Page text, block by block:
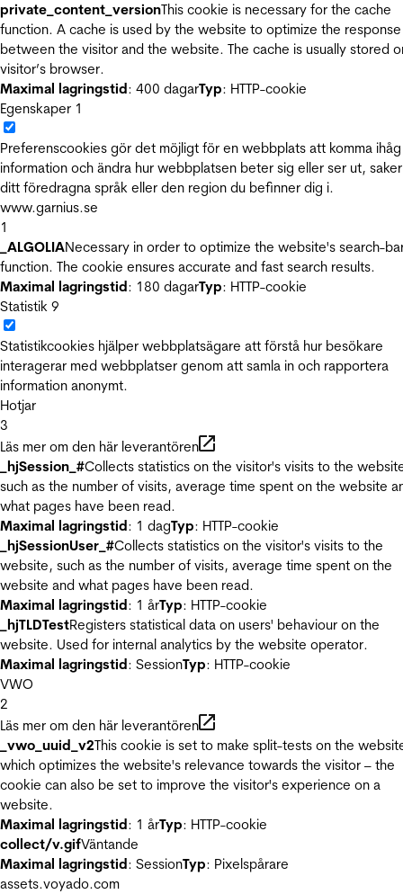
private_content_versionThis cookie is necessary for the cache
function. A cache is used by the website to optimize the
between the visitor and the website. The cache is usually stored
visitor’s browser.
Maximal lagringstid: 400 dagarTyp: HTTP-cookie
Egenskaper 1
Preferenscookies gör det möjligt för en webbplats att komma ihåg
information och ändra hur webbplatsen beter sig eller ser ut,
ditt föredragna språk eller den region du befinner dig i.
www.garnius.se
1
_ALGOLIANecessary in order to optimize the website's search-
function. The cookie ensures accurate and fast search results.
Maximal lagringstid: 180 dagarTyp: HTTP-cookie
Statistik 9
Statistikcookies hjälper webbplatsägare att förstå hur besökare
interagerar med webbplatser genom att samla in och rapportera
information anonymt.
Hotjar
3
Läs mer om den här leverantören
_hjSession_#Collects statistics on the visitor's visits to the
such as the number of visits, average time spent on the website
what pages have been read.
Maximal lagringstid: 1 dagTyp: HTTP-cookie
_hjSessionUser_#Collects statistics on the visitor's visits to the
website, such as the number of visits, average time spent on the
website and what pages have been read.
Maximal lagringstid: 1 årTyp: HTTP-cookie
_hjTLDTestRegisters statistical data on users' behaviour on the
website. Used for internal analytics by the website operator.
Maximal lagringstid: SessionTyp: HTTP-cookie
VWO
2
Läs mer om den här leverantören
_vwo_uuid_v2This cookie is set to make split-tests on the
which optimizes the website's relevance towards the visitor – the
cookie can also be set to improve the visitor's experience on a
website.
Maximal lagringstid: 1 årTyp: HTTP-cookie
collect/v.gifVäntande
Maximal lagringstid: SessionTyp: Pixelspårare
assets.voyado.com